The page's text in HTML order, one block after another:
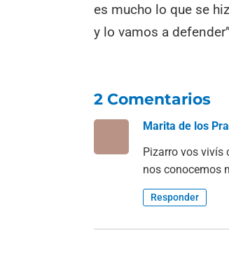
es mucho lo que se
y lo vamos a
2 Comentarios
Marita de los
Pizarro vos vivís
nos conocemos
Responder